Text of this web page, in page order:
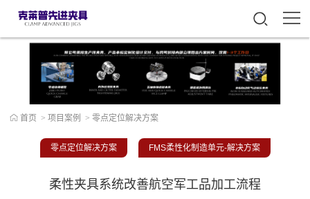
首页 > 项目案例 > 零点定位解决方案
零点定位解决方案 FMS柔性化制造单元-解决方案
柔性夹具系统改善航空军工品加工流程